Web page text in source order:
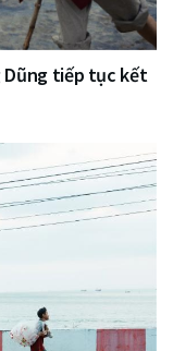
Dũng tiếp tục kết